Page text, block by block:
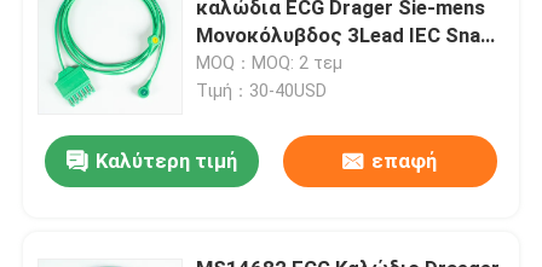
Ραδιο διαφανές καλώδιο
Καλώδιο ECG holter
καλώδια ECG Drager Sie-mens
Μονοκόλυβδος 3Lead IEC Snap
MS14555 Καλώδια ECG
MOQ：MOQ: 2 τεμ
Τιμή：30-40USD
Καλύτερη τιμή επαφή